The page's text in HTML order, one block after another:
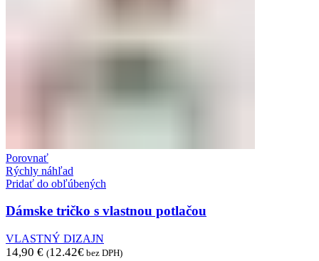
Porovnať
Rýchly náhľad
Pridať do obľúbených
Dámske tričko s vlastnou potlačou
VLASTNÝ DIZAJN
14,90 € (12.42€ bez DPH)